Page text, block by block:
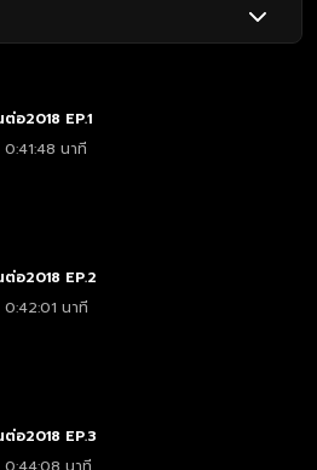
ต่อ2018 EP.1
0:41:48 นาที
ต่อ2018 EP.2
0:42:01 นาที
ต่อ2018 EP.3